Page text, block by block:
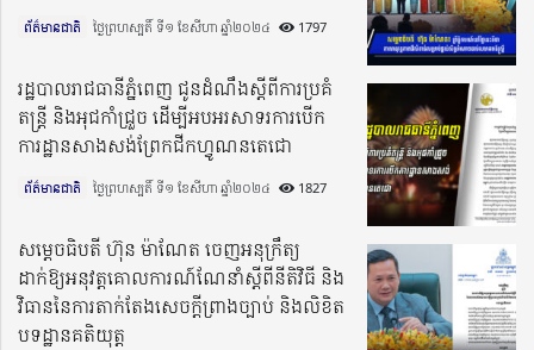
ព័ត៌មានជាតិ ថ្ងៃព្រហស្បតិ៍ ទី១ ខែសីហា ឆ្នាំ២០២៤​ 1797
រដ្ឋបាលរាជធានីភ្នំពេញ ជូនដំណឹងស្ដីពីការប្រគំ
តន្ត្រី និងអុជកាំជ្រួច ដើម្បីអបអរសាទរការបើក
ការដ្ឋានសាងសង់ព្រែកជីកហ្វូណនតេជោ
ព័ត៌មានជាតិ ថ្ងៃព្រហស្បតិ៍ ទី១ ខែសីហា ឆ្នាំ២០២៤​ 1827
សម្ដេចធិបតី ហ៊ុន ម៉ាណែត ចេញអនុក្រឹត្យ
ដាក់ឱ្យអនុវត្ដគោលការណ៍ណែនាំស្ដីពីនីតិវិធី និង
វិធាននៃការតាក់តែងសេចក្ដីព្រាងច្បាប់ និងលិខិត
បទដ្ឋានគតិយុត្ដ